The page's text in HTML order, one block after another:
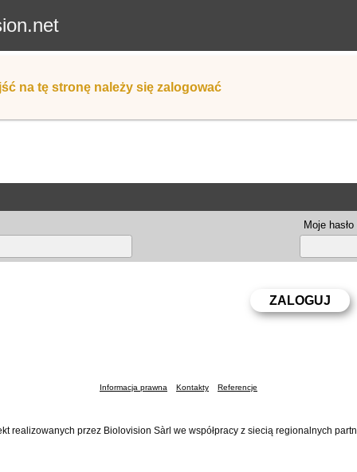
na tę stronę należy się zalogować
Moje hasło
Informacja prawna Kontakty Referencje
realizowanych przez Biolovision Sàrl we współpracy z siecią regionalnych